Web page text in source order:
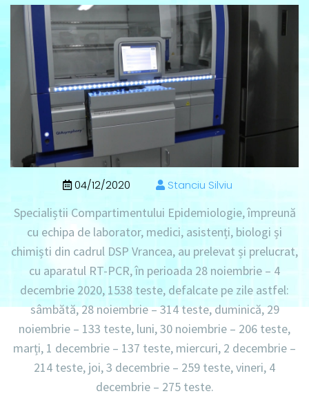
04/12/2020 Stanciu Silviu
Specialiștii Compartimentului Epidemiologie, împreună
cu echipa de laborator, medici, asistenți, biologi și
chimiști din cadrul DSP Vrancea, au prelevat și prelucrat,
cu aparatul RT-PCR, în perioada 28 noiembrie – 4
decembrie 2020, 1538 teste, defalcate pe zile astfel:
sâmbătă, 28 noiembrie – 314 teste, duminică, 29
noiembrie – 133 teste, luni, 30 noiembrie – 206 teste,
marți, 1 decembrie – 137 teste, miercuri, 2 decembrie –
214 teste, joi, 3 decembrie – 259 teste, vineri, 4
decembrie – 275 teste.